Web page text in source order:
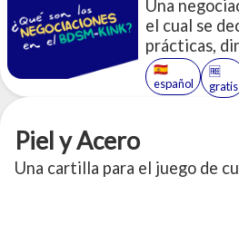
Una
el cual se
prácticas,
dos o más
dentro de
🇪🇸
español
🆓
gratis
Piel y Acero
Una cartilla para el juego de